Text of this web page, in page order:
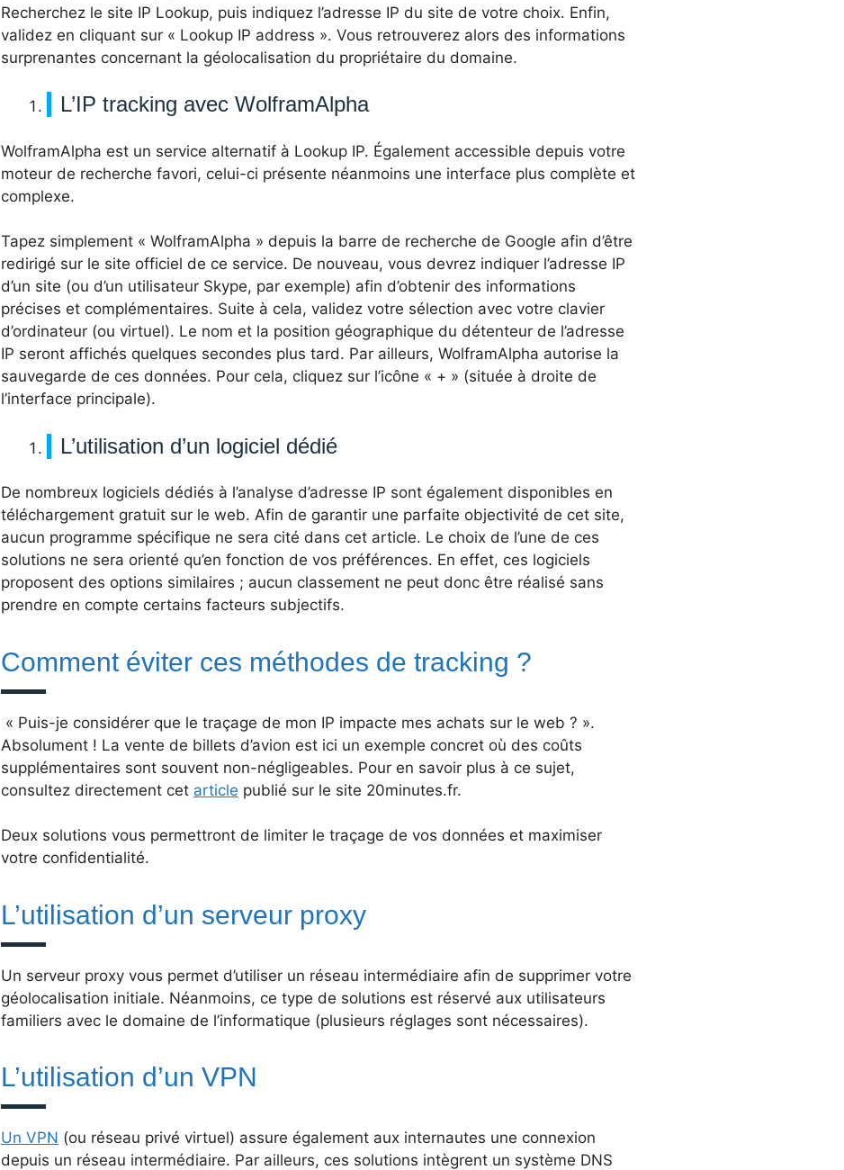
Recherchez le site IP Lookup, puis indiquez l’adresse IP du site de votre choix. Enfin,
validez en cliquant sur « Lookup IP address ». Vous retrouverez alors des informations
surprenantes concernant la géolocalisation du propriétaire du domaine.
L’IP tracking avec WolframAlpha
WolframAlpha est un service alternatif à Lookup IP. Également accessible depuis votre
moteur de recherche favori, celui-ci présente néanmoins une interface plus complète et
complexe.
Tapez simplement « WolframAlpha » depuis la barre de recherche de Google afin d’être
redirigé sur le site officiel de ce service. De nouveau, vous devrez indiquer l’adresse IP
d’un site (ou d’un utilisateur Skype, par exemple) afin d’obtenir des informations
précises et complémentaires. Suite à cela, validez votre sélection avec votre clavier
d’ordinateur (ou virtuel). Le nom et la position géographique du détenteur de l’adresse
IP seront affichés quelques secondes plus tard. Par ailleurs, WolframAlpha autorise la
sauvegarde de ces données. Pour cela, cliquez sur l’icône « + » (située à droite de
l’interface principale).
L’utilisation d’un logiciel dédié
De nombreux logiciels dédiés à l’analyse d’adresse IP sont également disponibles en
téléchargement gratuit sur le web. Afin de garantir une parfaite objectivité de cet site,
aucun programme spécifique ne sera cité dans cet article. Le choix de l’une de ces
solutions ne sera orienté qu’en fonction de vos préférences. En effet, ces logiciels
proposent des options similaires ; aucun classement ne peut donc être réalisé sans
prendre en compte certains facteurs subjectifs.
Comment éviter ces méthodes de tracking ?
« Puis-je considérer que le traçage de mon IP impacte mes achats sur le web ? ».
Absolument ! La vente de billets d’avion est ici un exemple concret où des coûts
supplémentaires sont souvent non-négligeables. Pour en savoir plus à ce sujet,
consultez directement cet article publié sur le site 20minutes.fr.
Deux solutions vous permettront de limiter le traçage de vos données et maximiser
votre confidentialité.
L’utilisation d’un serveur proxy
Un serveur proxy vous permet d’utiliser un réseau intermédiaire afin de supprimer votre
géolocalisation initiale. Néanmoins, ce type de solutions est réservé aux utilisateurs
familiers avec le domaine de l’informatique (plusieurs réglages sont nécessaires).
L’utilisation d’un VPN
Un VPN (ou réseau privé virtuel) assure également aux internautes une connexion
depuis un réseau intermédiaire. Par ailleurs, ces solutions intègrent un système DNS